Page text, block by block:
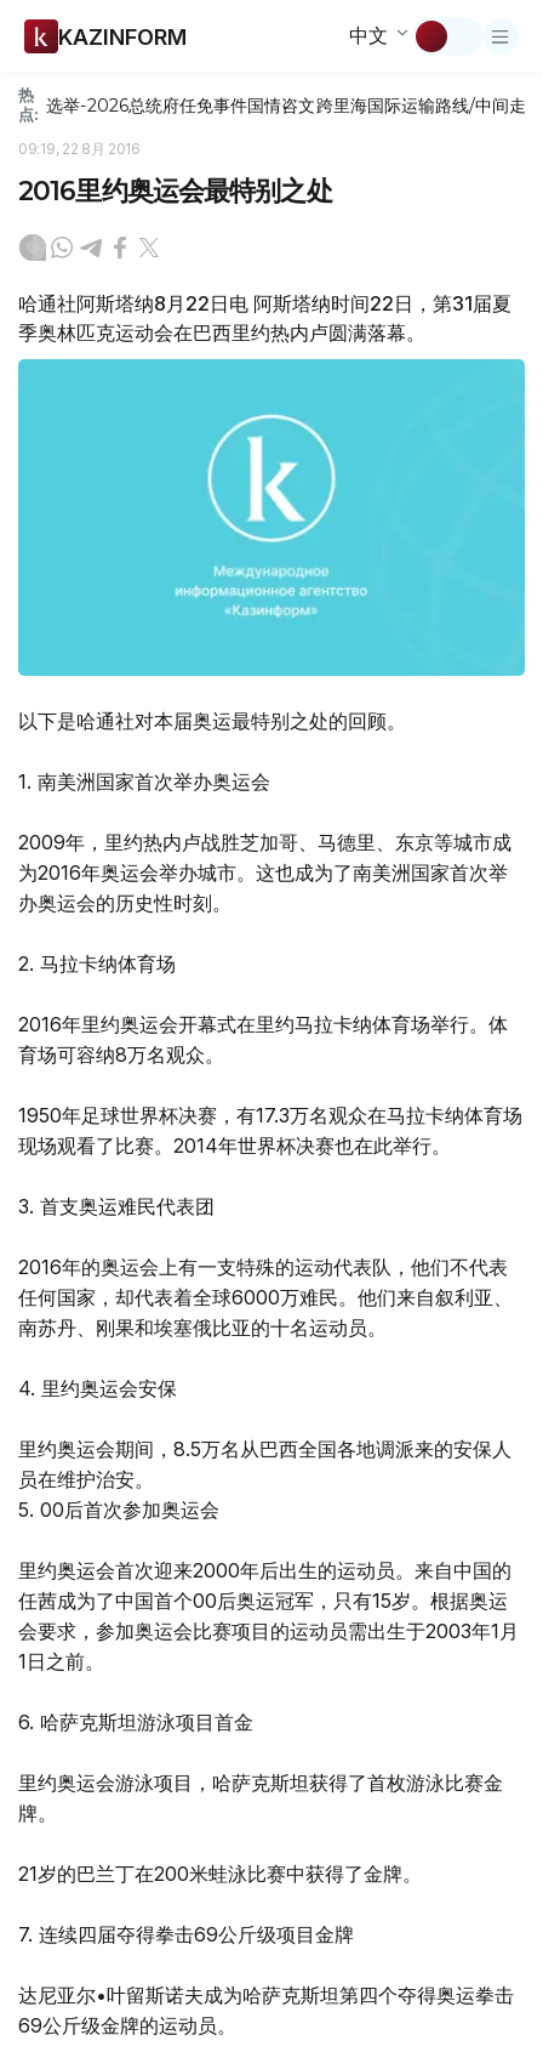
KAZINFORM 中文
热
点: 选举-2026总统府任免事件国情咨文跨里海国际运输路线/中间走廊
09:19, 22 8月 2016
2016里约奥运会最特别之处
哈通社阿斯塔纳8月22日电 阿斯塔纳时间22日，第31届夏
季奥林匹克运动会在巴西里约热内卢圆满落幕。
以下是哈通社对本届奥运最特别之处的回顾。
1. 南美洲国家首次举办奥运会
2009年，里约热内卢战胜芝加哥、马德里、东京等城市成
为2016年奥运会举办城市。这也成为了南美洲国家首次举
办奥运会的历史性时刻。
2. 马拉卡纳体育场
2016年里约奥运会开幕式在里约马拉卡纳体育场举行。体
育场可容纳8万名观众。
1950年足球世界杯决赛，有17.3万名观众在马拉卡纳体育场
现场观看了比赛。2014年世界杯决赛也在此举行。
3. 首支奥运难民代表团
2016年的奥运会上有一支特殊的运动代表队，他们不代表
任何国家，却代表着全球6000万难民。他们来自叙利亚、
南苏丹、刚果和埃塞俄比亚的十名运动员。
4. 里约奥运会安保
里约奥运会期间，8.5万名从巴西全国各地调派来的安保人
员在维护治安。
5. 00后首次参加奥运会
里约奥运会首次迎来2000年后出生的运动员。来自中国的
任茜成为了中国首个00后奥运冠军，只有15岁。根据奥运
会要求，参加奥运会比赛项目的运动员需出生于2003年1月
1日之前。
6. 哈萨克斯坦游泳项目首金
里约奥运会游泳项目，哈萨克斯坦获得了首枚游泳比赛金
牌。
21岁的巴兰丁在200米蛙泳比赛中获得了金牌。
7. 连续四届夺得拳击69公斤级项目金牌
达尼亚尔•叶留斯诺夫成为哈萨克斯坦第四个夺得奥运拳击
69公斤级金牌的运动员。